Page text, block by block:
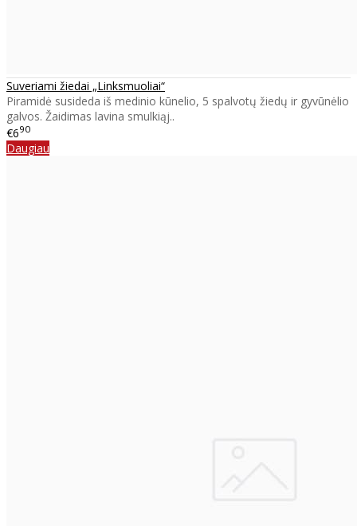
Suveriami žiedai „Linksmuoliai“
Piramidė susideda iš medinio kūnelio, 5 spalvotų žiedų ir gyvūnėlio
galvos. Žaidimas lavina smulkiąj..
€690
Daugiau